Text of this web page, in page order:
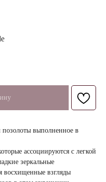
позолоты выполненное в
ассоциируются с легкой
зеркальные
восхищенные взгляды